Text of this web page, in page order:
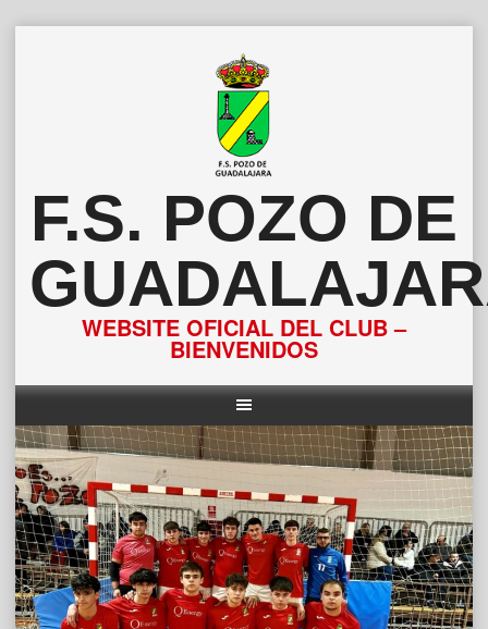
F.S. POZO DE
WEBSITE OFICIAL DEL CLUB –
BIENVENIDOS